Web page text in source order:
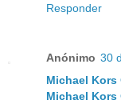
Responder
Anónimo 30
Michael
Michael